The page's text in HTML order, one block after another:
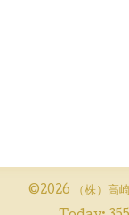
©2026 （株）高